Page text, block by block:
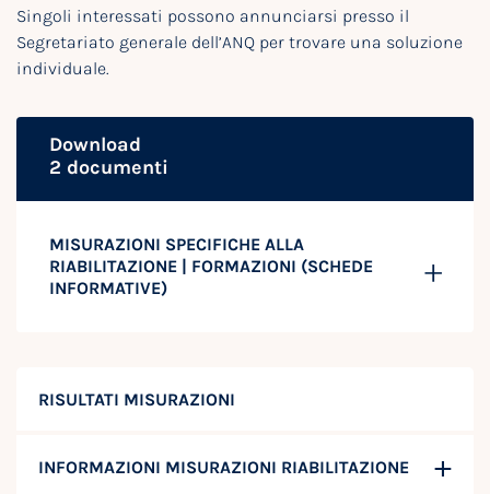
RISULTATI MISURAZIONI
INFORMAZIONI MISURAZIONI RIABILITAZIONE
Singoli interessati possono annunciarsi presso il
Segretariato generale dell’ANQ per trovare una soluzione
individuale.
Download
2 documenti
MISURAZIONI SPECIFICHE ALLA
RIABILITAZIONE | FORMAZIONI (SCHEDE
INFORMATIVE)